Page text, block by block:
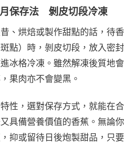
保存法 剝皮切段冷凍
、烘焙或製作甜點的話，待香
點）時，剝皮切段，放入密封
冰格冷凍。雖然解凍後質地會
果肉亦不會變黑。
性，選對保存方式，就能在合
具備營養價值的香蕉。無論你
抑或留待日後炮製甜品，只要